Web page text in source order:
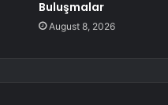
Buluşmalar
August 8, 2026